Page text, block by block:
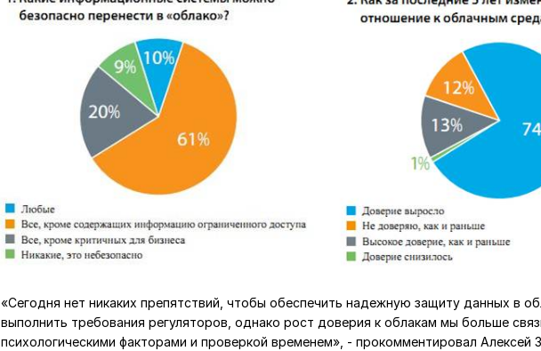
«Сегодня нет никаких препятствий, чтобы обеспечить надежную защиту данных в
выполнить требования регуляторов, однако рост доверия к облакам мы больше
психологическими факторами и проверкой временем», - прокомментировал Алексей